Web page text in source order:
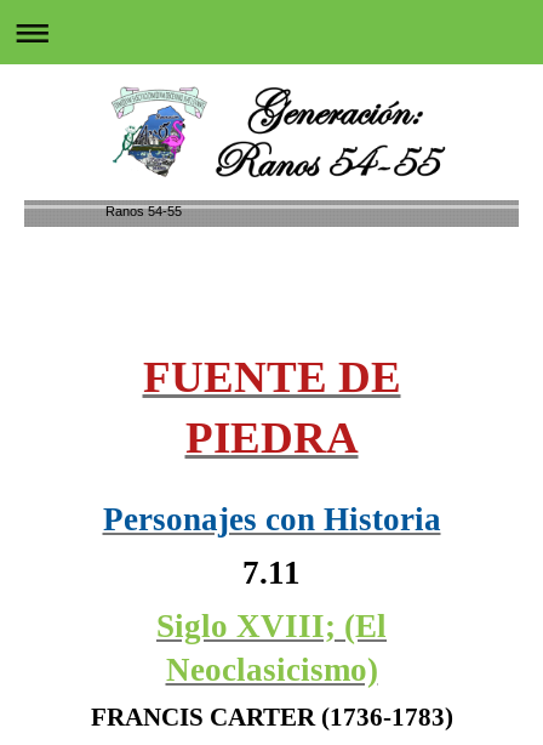
Ranos 54-55
FUENTE DE
PIEDRA
Personajes con Historia
7.11
Siglo XVIII; (El
Neoclasicismo)
FRANCIS CARTER (1736-1783)